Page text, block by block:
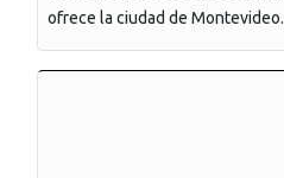
ofrece la ciudad de Montevideo.